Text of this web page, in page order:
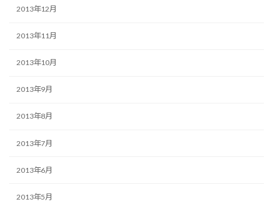
2013年12月
2013年11月
2013年10月
2013年9月
2013年8月
2013年7月
2013年6月
2013年5月